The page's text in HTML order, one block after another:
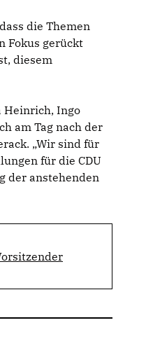
die Themen
Fokus gerückt
diesem
Heinrich, Ingo
am Tag nach der
„Wir sind für
für die CDU
der anstehenden